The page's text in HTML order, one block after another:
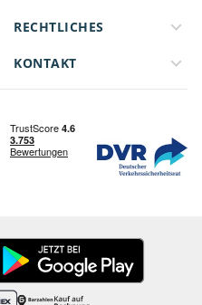
RECHTLICHES
KONTAKT